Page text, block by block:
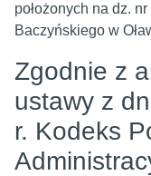
położonych na dz.
Baczyńskiego w
Zgodnie z
ustawy z
r. Kodeks